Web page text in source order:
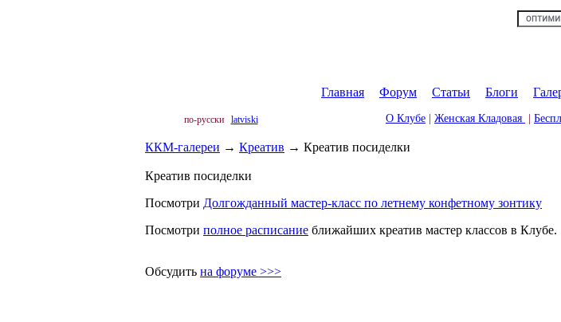
Главная
Форум Статьи Блоги
по-русски latviski О Клубе Женская Кладовая
ККМ-галереи → Креатив → Креатив посиделки
Креатив посиделки
Посмотри Долгожданный мастер-класс по летнему конфетному зонтику
Посмотри полное расписание ближайших креатив мастер классов в Клубе.
Обсудить на форуме >>>